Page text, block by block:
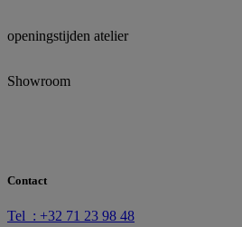
openingstijden atelier
Showroom
Contact
Tel : +32 71 23 98 48